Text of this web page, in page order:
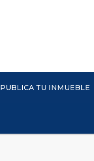
PUBLICA TU INMUEBLE